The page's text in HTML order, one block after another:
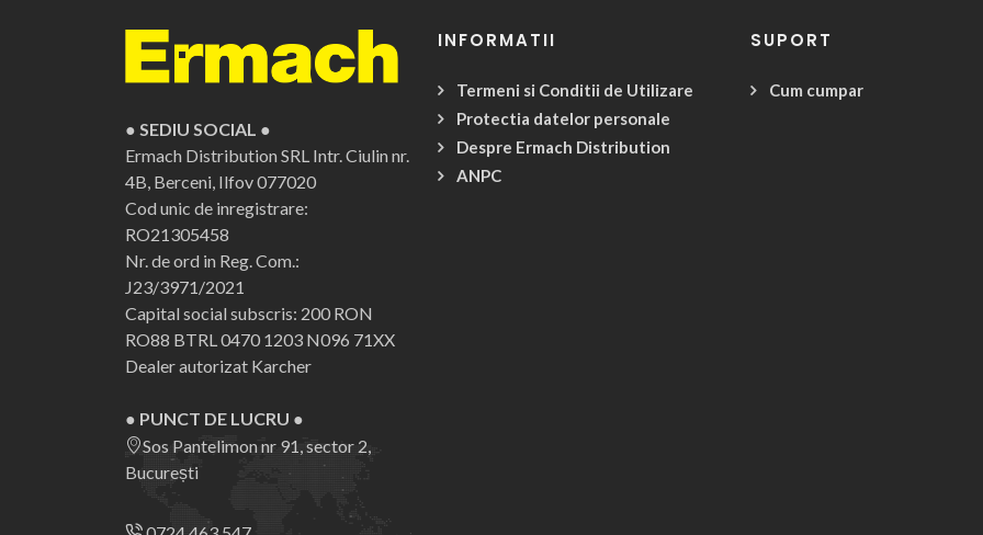
● SEDIU SOCIAL ●
Ermach Distribution SRL Intr. Ciulin nr.
4B, Berceni, Ilfov 077020
Cod unic de inregistrare:
RO21305458
Nr. de ord in Reg. Com.:
J23/3971/2021
Capital social subscris: 200 RON
RO88 BTRL 0470 1203 N096 71XX
Dealer autorizat Karcher
● PUNCT DE LUCRU ●
Sos Pantelimon nr 91, sector 2,
București
INFORMATII
Termeni si Conditii de Utilizare
Protectia datelor personale
Despre Ermach Distribution
ANPC
SUPORT
Cum cumpar